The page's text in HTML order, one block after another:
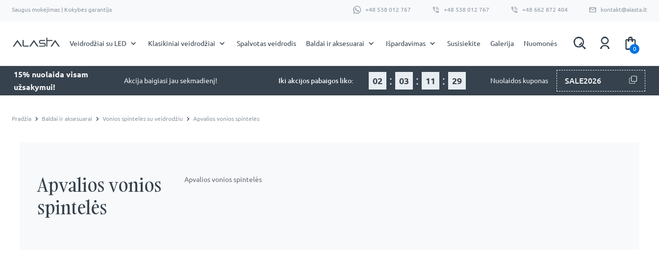
Saugus mokėjimas | Kokybės garantija +48 538 012 767 +48 538 012 767 +48 662 872 404 kontakt@alasta.lt
Veidrodžiai su LED Klasikiniai veidrodžiai Spalvotas veidrodis Baldai ir aksesuarai Išpardavimas Susisiekite Galerija Nuomonės
0
15% nuolaida visam
užsakymui!
Akcija baigiasi jau sekmadienį! Iki akcijos pabaigos liko: 02 : 03 : 11 : 27 Nuolaidos kuponas SALE2026
Pradžia Baldai ir aksesuarai Vonios spintelės su veidrodžiu Apvalios vonios spintelės
Apvalios vonios
spintelės
Apvalios vonios spintelės